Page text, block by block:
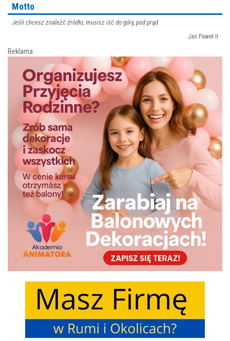
Motto
Jeśli chcesz znaleźć źródło, musisz iść do góry, pod prąd
Jan Paweł II
Reklama